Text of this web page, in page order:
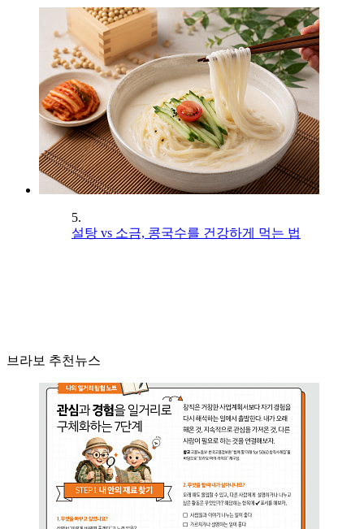
5.
설탕 vs 소금, 콩국수를 건강하게 먹는 법
브라보 추천뉴스